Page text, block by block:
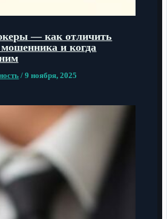
— как отличить
и когда
/9 ноября, 2025